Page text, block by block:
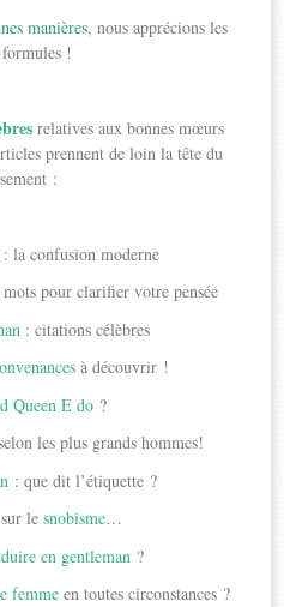
manières, nous apprécions les
!
relatives aux bonnes mœurs
prennent de loin la tête du
:
la confusion moderne
pour clarifier votre pensée
: citations célèbres
à découvrir !
Queen E do ?
les plus grands hommes!
: que dit l’étiquette ?
le snobisme…
en gentleman ?
femmeen toutes circonstances ?